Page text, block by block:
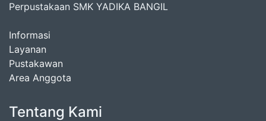
Perpustakaan SMK YADIKA BANGIL
Informasi
Layanan
Pustakawan
Area Anggota
Tentang Kami